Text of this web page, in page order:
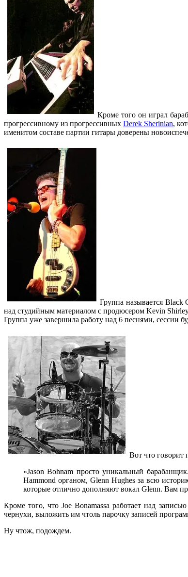
Кроме того он играл
прогрессивному из прогрессивныхDerek Sherinian,
именитом составе партии гитары доверены
Группа называется Black
над студийным материалом с продюсером Kevin
Группа уже завершила работу над 6 песнями, сессии
Вот что говорит
«Jason Bohnam просто уникальный
Hammond органом, Glenn Hughes за всю
которые отлично дополняют вокал Glenn. Вам
Кроме того, что Joe Bonamassa работает над
чернухи, выложить им чтоль парочку записей
Ну чтож, подождем.